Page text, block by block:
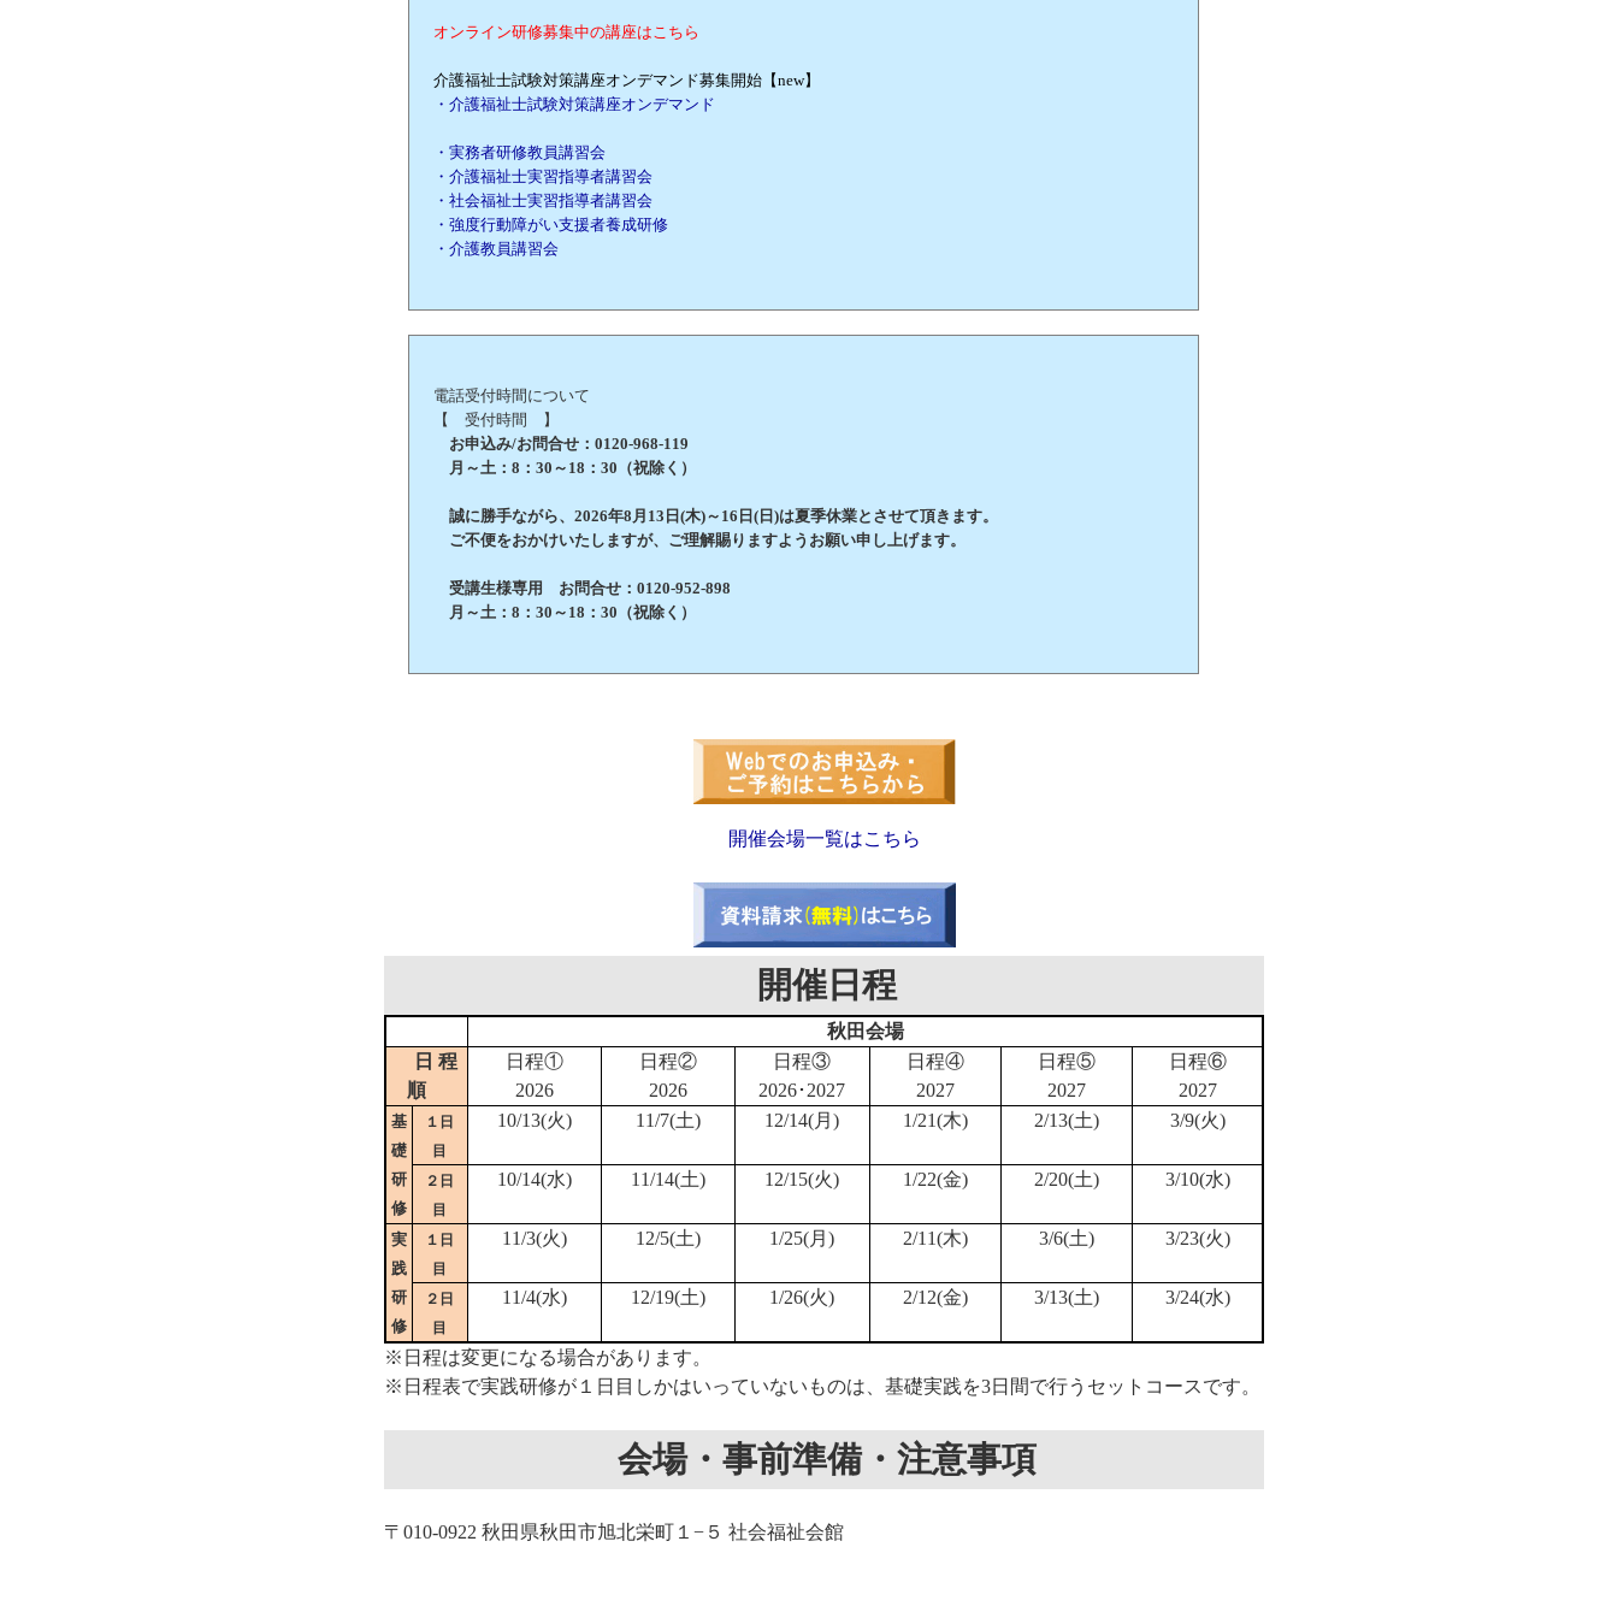
オンライン研修募集中の講座はこちら
介護福祉士試験対策講座オンデマンド募集開始【new】
・介護福祉士試験対策講座オンデマンド
・実務者研修教員講習会
・介護福祉士実習指導者講習会
・社会福祉士実習指導者講習会
・強度行動障がい支援者養成研修
・介護教員講習会
電話受付時間について
【 受付時間 】
お申込み/お問合せ：0120-968-119
月～土：8：30～18：30（祝除く）
誠に勝手ながら、2026年8月13日(木)～16日(日)は夏季休業とさせて頂きます。
ご不便をおかけいたしますが、ご理解賜りますようお願い申し上げます。
受講生様専用 お問合せ：0120-952-898
月～土：8：30～18：30（祝除く）
開催会場一覧はこちら
開催日程
秋田会場
日 程
順
日程①
2026
日程②
2026
日程③
2026･2027
日程④
2027
日程⑤
2027
日程⑥
2027
基
礎
研
修
１日
目
10/13(火) 11/7(土) 12/14(月) 1/21(木) 2/13(土) 3/9(火)
２日
目
10/14(水) 11/14(土) 12/15(火) 1/22(金) 2/20(土) 3/10(水)
実
践
研
修
１日
目
11/3(火) 12/5(土) 1/25(月) 2/11(木) 3/6(土) 3/23(火)
２日
目
11/4(水) 12/19(土) 1/26(火) 2/12(金) 3/13(土) 3/24(水)
※日程は変更になる場合があります。
※日程表で実践研修が１日目しかはいっていないものは、基礎実践を3日間で行うセットコースです。
会場・事前準備・注意事項
〒010-0922 秋田県秋田市旭北栄町１−５ 社会福祉会館